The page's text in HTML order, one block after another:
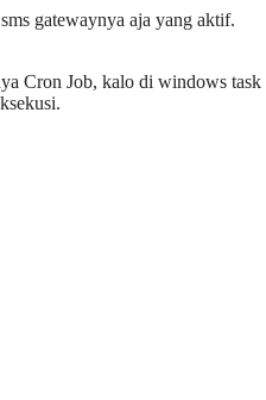
gatewaynya aja yang aktif.
Cron Job, kalo di windows task